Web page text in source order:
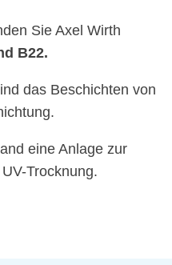
Sie Axel Wirth
B22.
das Beschichten von
eine Anlage zur
Trocknung.